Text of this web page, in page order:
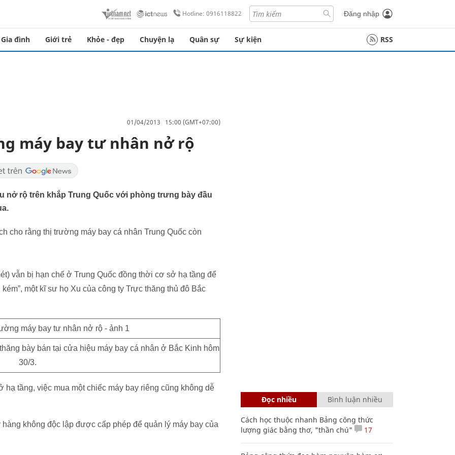
Hotline: 0916118822 Đăng nhập
Gia đình Giới trẻ Khỏe - đẹp Chuyện lạ Quân sự Sự kiện RSS
01/04/2013 15:00 (GMT+07:00)
máy bay tư nhân nở rộ
nở rộ trên khắp Trung Quốc với phòng trưng bày đầu
cho rằng thị trường máy bay cá nhân Trung Quốc còn
vẫn bị hạn chế ở Trung Quốc đồng thời cơ sở hạ tầng để
một kĩ sư họ Xu của công ty Trực thăng thủ đô Bắc
bày bán tại cửa hiệu máy bay cá nhân ở Bắc Kinh hôm
30/3.
tầng, việc mua một chiếc máy bay riêng cũng không dễ
không độc lập được cấp phép để quản lý máy bay của
Đọc nhiều Bình luận nhiều
Cách học thuộc nhanh Bảng công thức
lượng giác bằng thơ, "thần chú"
17